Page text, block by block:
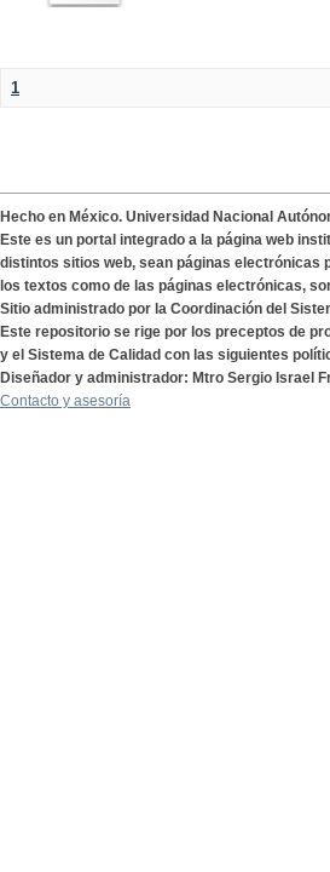
1
Hecho en México. Universidad Nacional
Este es un portal integrado a la página web
distintos sitios web, sean páginas electrónicas
los textos como de las páginas electrónicas,
Sitio administrado por la Coordinación del
Este repositorio se rige por los preceptos de
y el Sistema de Calidad con las siguientes
Diseñador y administrador: Mtro Sergio Israel
Contacto y asesoría